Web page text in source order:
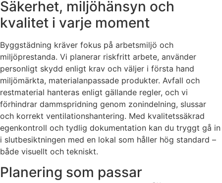
Säkerhet, miljöhänsyn och
kvalitet i varje moment
Byggstädning kräver fokus på arbetsmiljö och
miljöprestanda. Vi planerar riskfritt arbete, använder
personligt skydd enligt krav och väljer i första hand
miljömärkta, materialanpassade produkter. Avfall och
restmaterial hanteras enligt gällande regler, och vi
förhindrar dammspridning genom zonindelning, slussar
och korrekt ventilationshantering. Med kvalitetssäkrad
egenkontroll och tydlig dokumentation kan du tryggt gå in
i slutbesiktningen med en lokal som håller hög standard –
både visuellt och tekniskt.
Planering som passar